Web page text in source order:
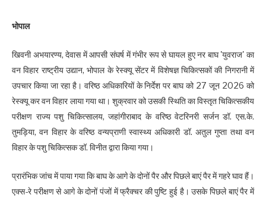
भोपाल
खिवनी अभयारण्य, देवास में आपसी संघर्ष में गंभीर रूप से घायल हुए नर बाघ 'युवराज' का
वन विहार राष्ट्रीय उद्यान, भोपाल के रेस्क्यू सेंटर में विशेषज्ञ चिकित्सकों की निगरानी में
उपचार किया जा रहा है। वरिष्ठ अधिकारियों के निर्देश पर बाघ को 27 जून 2026 को
रेस्क्यू कर वन विहार लाया गया था। शुक्रवार को उसकी स्थिति का विस्तृत चिकित्सकीय
परीक्षण राज्य पशु चिकित्सालय, जहांगीराबाद के वरिष्ठ वेटरिनरी सर्जन डॉ. एस.के.
तुमड़िया, वन विहार के वरिष्ठ वन्यप्राणी स्वास्थ्य अधिकारी डॉ. अतुल गुप्ता तथा वन
विहार के पशु चिकित्सक डॉ. विनीत द्वारा किया गया।
प्रारंभिक जांच में पाया गया कि बाघ के आगे के दोनों पैर और पिछले बाएं पैर में गहरे घाव हैं।
एक्स-रे परीक्षण से आगे के दोनों पंजों में फ्रैक्चर की पुष्टि हुई है। उसके पिछले बाएं पैर में